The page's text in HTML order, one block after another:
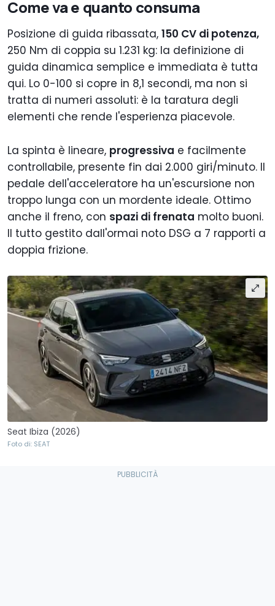
Come va e quanto consuma
Posizione di guida ribassata, 150 CV di potenza,
250 Nm di coppia su 1.231 kg: la definizione di
guida dinamica semplice e immediata è tutta
qui. Lo 0-100 si copre in 8,1 secondi, ma non si
tratta di numeri assoluti: è la taratura degli
elementi che rende l'esperienza piacevole.
La spinta è lineare, progressiva e facilmente
controllabile, presente fin dai 2.000 giri/minuto. Il
pedale dell'acceleratore ha un'escursione non
troppo lunga con un mordente ideale. Ottimo
anche il freno, con spazi di frenata molto buoni.
Il tutto gestito dall'ormai noto DSG a 7 rapporti a
doppia frizione.
Seat Ibiza (2026)
Foto di: SEAT